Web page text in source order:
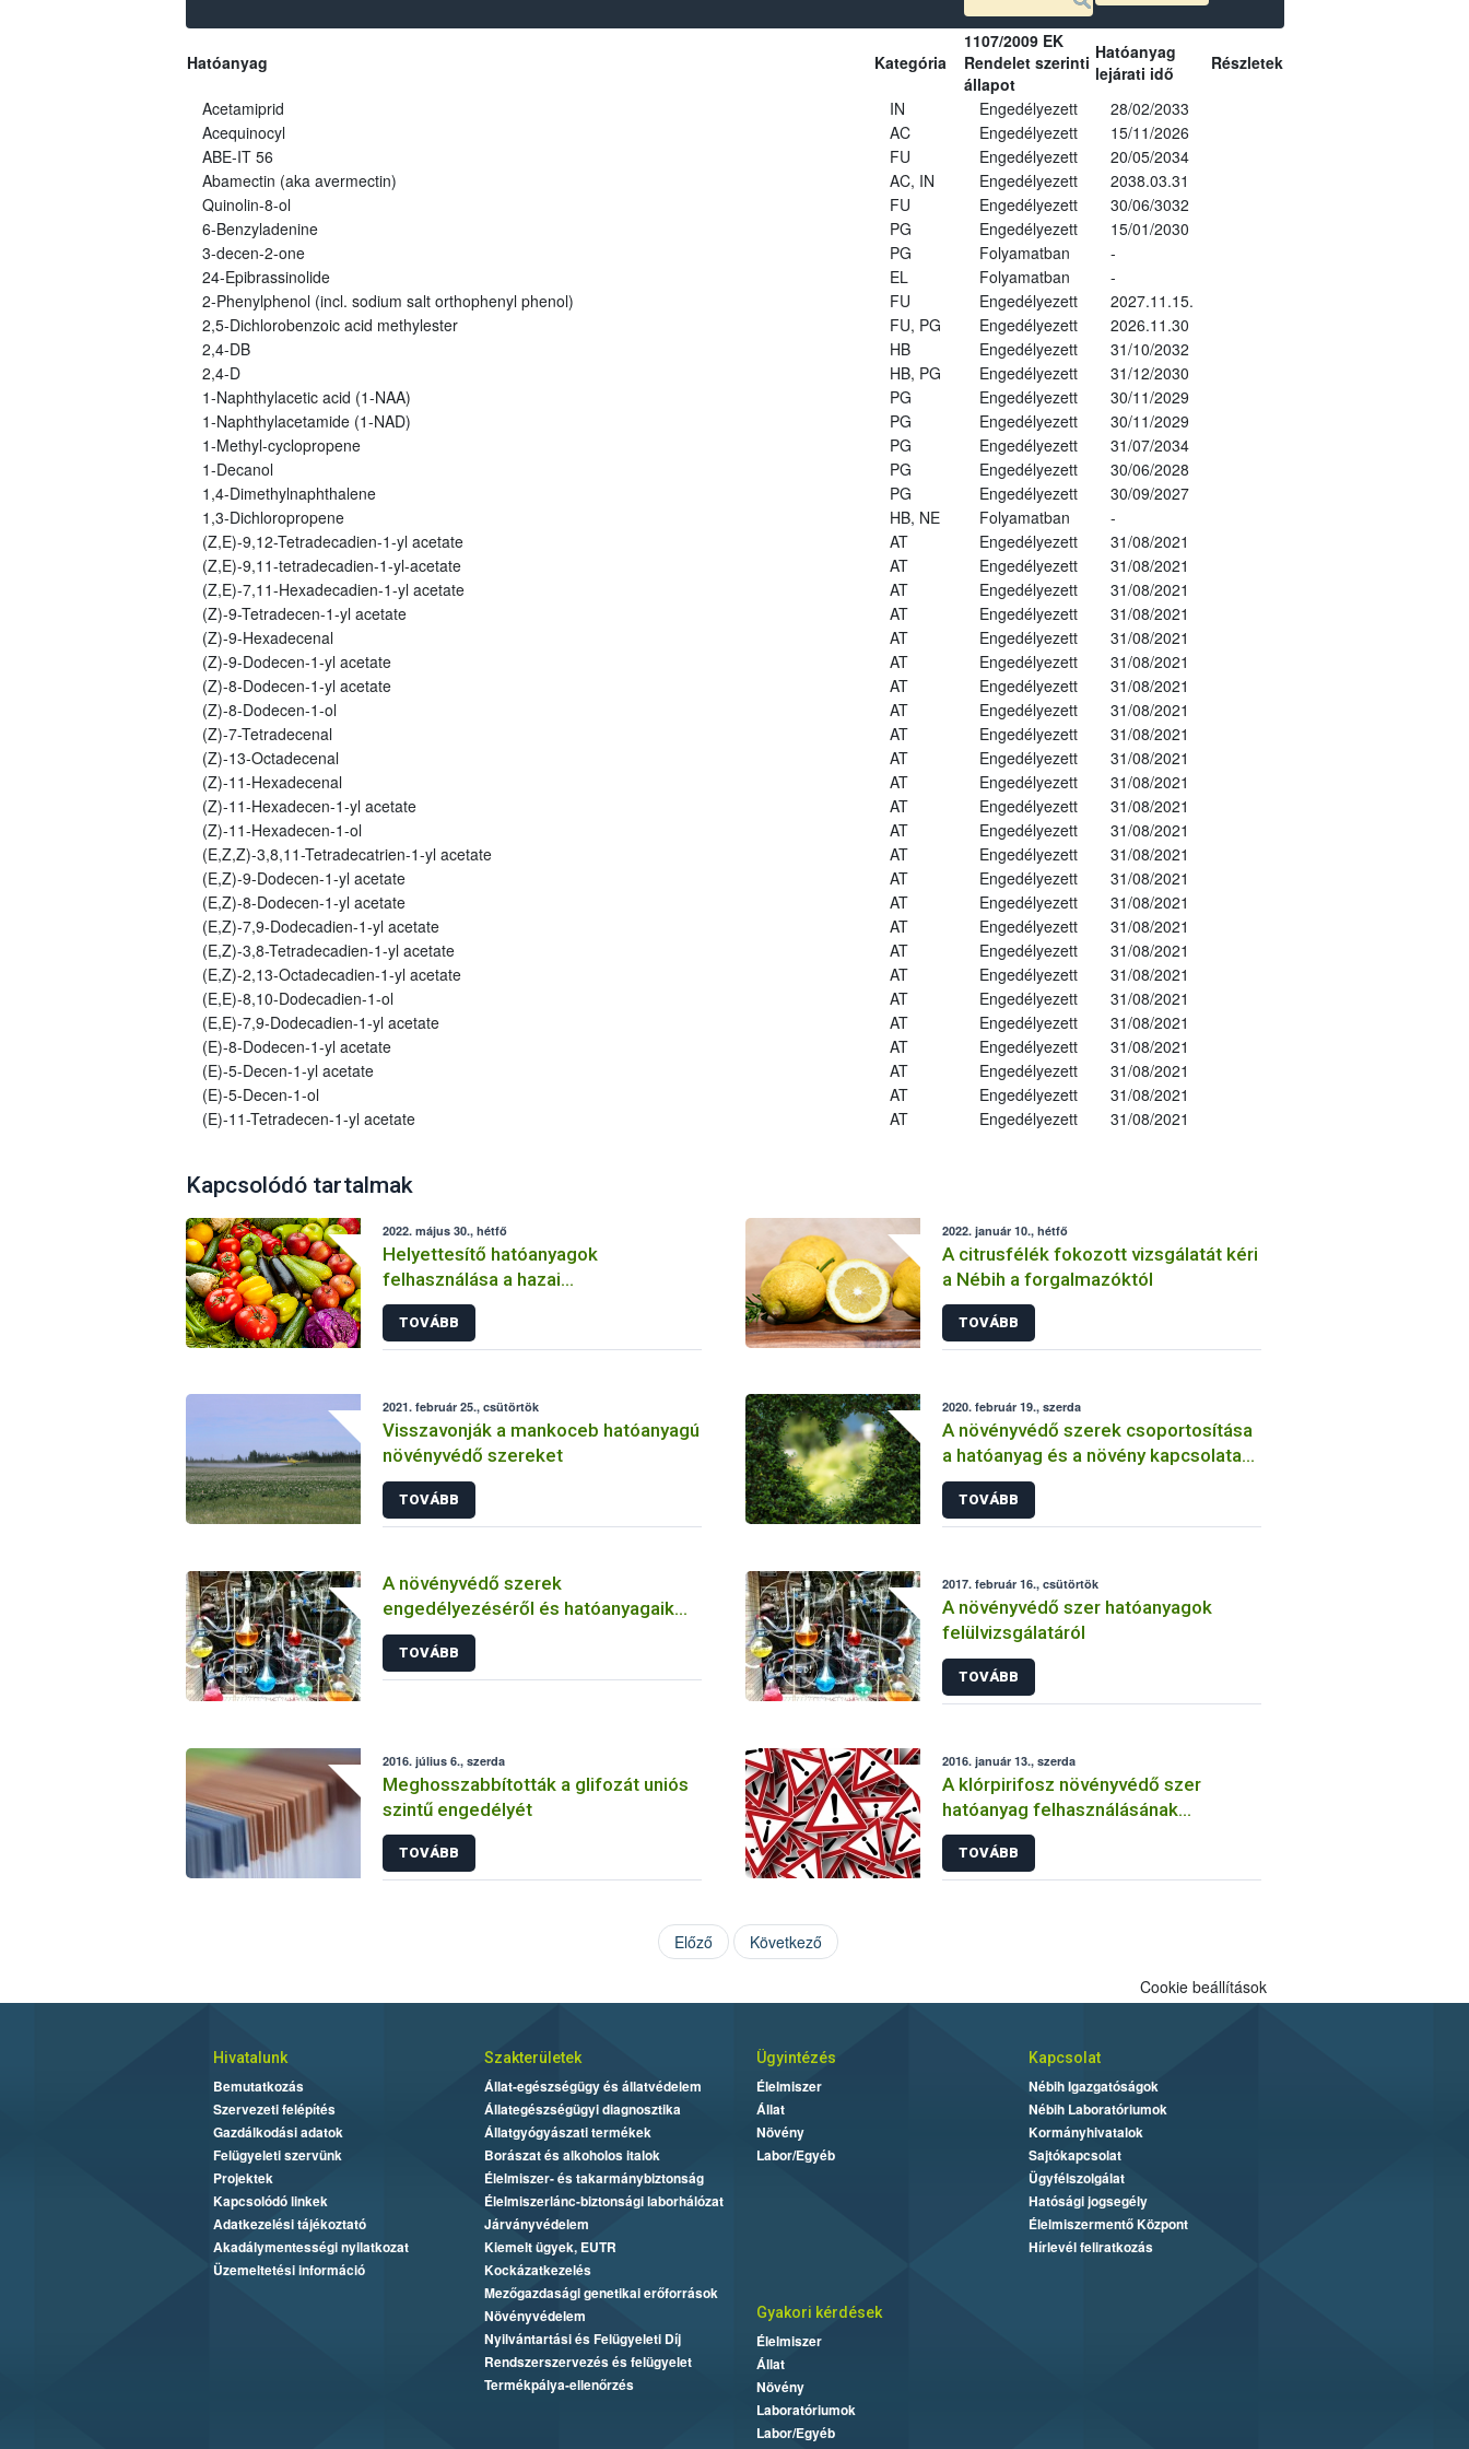
Hatóanyag Kategória
1107/2009 EK
Rendelet szerinti
állapot
Hatóanyag
lejárati idő
Részletek
Acetamiprid IN Engedélyezett
28/02/2033
Acequinocyl
AC Engedélyezett
15/11/2026
ABE-IT 56
FU Engedélyezett
20/05/2034
Abamectin (aka avermectin)
AC, IN Engedélyezett
2038.03.31
Quinolin-8-ol
FU Engedélyezett
30/06/3032
6-Benzyladenine
PG Engedélyezett
15/01/2030
3-decen-2-one
PG Folyamatban
-
24-Epibrassinolide
EL Folyamatban
-
2-Phenylphenol (incl. sodium salt orthophenyl phenol)
FU Engedélyezett
2027.11.15.
2,5-Dichlorobenzoic acid methylester
FU, PG Engedélyezett
2026.11.30
2,4-DB
HB Engedélyezett
31/10/2032
2,4-D
HB, PG Engedélyezett
31/12/2030
1-Naphthylacetic acid (1-NAA)
PG Engedélyezett
30/11/2029
1-Naphthylacetamide (1-NAD)
PG Engedélyezett
30/11/2029
1-Methyl-cyclopropene
PG Engedélyezett
31/07/2034
1-Decanol
PG Engedélyezett
30/06/2028
1,4-Dimethylnaphthalene
PG Engedélyezett
30/09/2027
1,3-Dichloropropene
HB, NE Folyamatban
-
(Z,E)-9,12-Tetradecadien-1-yl acetate
AT Engedélyezett
31/08/2021
(Z,E)-9,11-tetradecadien-1-yl-acetate
AT Engedélyezett
31/08/2021
(Z,E)-7,11-Hexadecadien-1-yl acetate
AT Engedélyezett
31/08/2021
(Z)-9-Tetradecen-1-yl acetate
AT Engedélyezett
31/08/2021
(Z)-9-Hexadecenal
AT Engedélyezett
31/08/2021
(Z)-9-Dodecen-1-yl acetate
AT Engedélyezett
31/08/2021
(Z)-8-Dodecen-1-yl acetate
AT Engedélyezett
31/08/2021
(Z)-8-Dodecen-1-ol
AT Engedélyezett
31/08/2021
(Z)-7-Tetradecenal
AT Engedélyezett
31/08/2021
(Z)-13-Octadecenal
AT Engedélyezett
31/08/2021
(Z)-11-Hexadecenal
AT Engedélyezett
31/08/2021
(Z)-11-Hexadecen-1-yl acetate
AT Engedélyezett
31/08/2021
(Z)-11-Hexadecen-1-ol
AT Engedélyezett
31/08/2021
(E,Z,Z)-3,8,11-Tetradecatrien-1-yl acetate
AT Engedélyezett
31/08/2021
(E,Z)-9-Dodecen-1-yl acetate
AT Engedélyezett
31/08/2021
(E,Z)-8-Dodecen-1-yl acetate
AT Engedélyezett
31/08/2021
(E,Z)-7,9-Dodecadien-1-yl acetate
AT Engedélyezett
31/08/2021
(E,Z)-3,8-Tetradecadien-1-yl acetate
AT Engedélyezett
31/08/2021
(E,Z)-2,13-Octadecadien-1-yl acetate
AT Engedélyezett
31/08/2021
(E,E)-8,10-Dodecadien-1-ol
AT Engedélyezett
31/08/2021
(E,E)-7,9-Dodecadien-1-yl acetate
AT Engedélyezett
31/08/2021
(E)-8-Dodecen-1-yl acetate
AT Engedélyezett
31/08/2021
(E)-5-Decen-1-yl acetate
AT Engedélyezett
31/08/2021
(E)-5-Decen-1-ol
AT Engedélyezett
31/08/2021
(E)-11-Tetradecen-1-yl acetate
AT Engedélyezett 31/08/2021
Kapcsolódó tartalmak
2022. május 30., hétfő
Helyettesítő hatóanyagok
felhasználása a hazai
növényvédelemben
TOVÁBB
2022. január 10., hétfő
A citrusfélék fokozott vizsgálatát kéri
a Nébih a forgalmazóktól
TOVÁBB
2021. február 25., csütörtök
Visszavonják a mankoceb hatóanyagú
növényvédő szereket
TOVÁBB
2020. február 19., szerda
A növényvédő szerek csoportosítása
a hatóanyag és a növény kapcsolata
szerint
TOVÁBB
A növényvédő szerek
engedélyezéséről és hatóanyagaik
vizsgálatáról
TOVÁBB
2017. február 16., csütörtök
A növényvédő szer hatóanyagok
felülvizsgálatáról
TOVÁBB
2016. július 6., szerda
Meghosszabbították a glifozát uniós
szintű engedélyét
TOVÁBB
2016. január 13., szerda
A klórpirifosz növényvédő szer
hatóanyag felhasználásának
korlátozása
TOVÁBB
Előző Következő
Cookie beállítások
Hivatalunk
Bemutatkozás
Szervezeti felépítés
Gazdálkodási adatok
Felügyeleti szervünk
Projektek
Kapcsolódó linkek
Adatkezelési tájékoztató
Akadálymentességi nyilatkozat
Üzemeltetési információ
Szakterületek
Állat-egészségügy és állatvédelem
Állategészségügyi diagnosztika
Állatgyógyászati termékek
Borászat és alkoholos italok
Élelmiszer- és takarmánybiztonság
Élelmiszerlánc-biztonsági laborhálózat
Járványvédelem
Kiemelt ügyek, EUTR
Kockázatkezelés
Mezőgazdasági genetikai erőforrások
Növényvédelem
Nyilvántartási és Felügyeleti Díj
Rendszerszervezés és felügyelet
Termékpálya-ellenőrzés
Ügyintézés
Élelmiszer
Állat
Növény
Labor/Egyéb
Kapcsolat
Nébih Igazgatóságok
Nébih Laboratóriumok
Kormányhivatalok
Sajtókapcsolat
Ügyfélszolgálat
Hatósági jogsegély
Élelmiszermentő Központ
Hírlevél feliratkozás
Gyakori kérdések
Élelmiszer
Állat
Növény
Laboratóriumok
Labor/Egyéb